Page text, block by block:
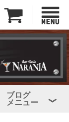
ブログ
メニュー